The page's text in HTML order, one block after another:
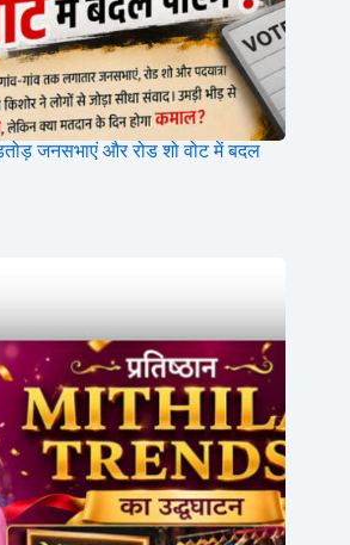
जनसभाएं और रोड शो वोट में बदल